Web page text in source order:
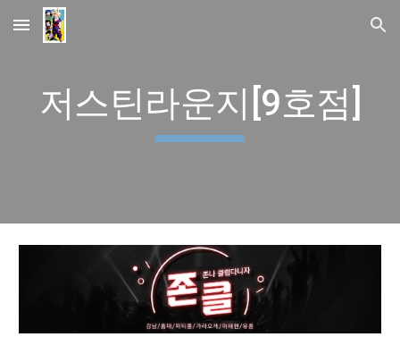
Skip to main content Skip to navigation
저스틴라운지[9호점]